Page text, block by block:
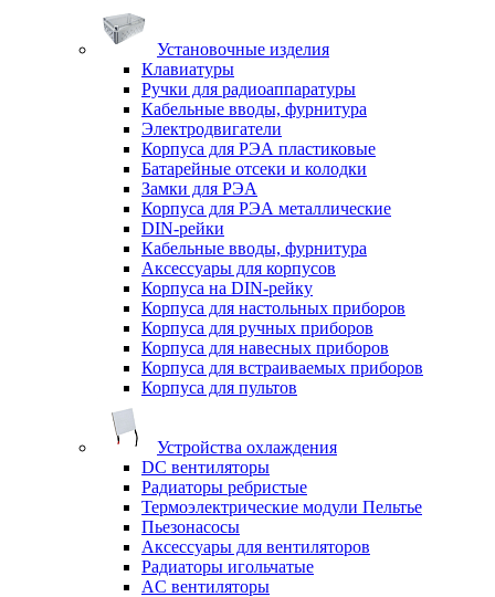
Установочные изделия
Клавиатуры
Ручки для радиоаппаратуры
Кабельные вводы, фурнитура
Электродвигатели
Корпуса для РЭА пластиковые
Батарейные отсеки и колодки
Замки для РЭА
Корпуса для РЭА металлические
DIN-рейки
Кабельные вводы, фурнитура
Аксессуары для корпусов
Корпуса на DIN-рейку
Корпуса для настольных приборов
Корпуса для ручных приборов
Корпуса для навесных приборов
Корпуса для встраиваемых приборов
Корпуса для пультов
Устройства охлаждения
DC вентиляторы
Радиаторы ребристые
Термоэлектрические модули Пельтье
Пьезонасосы
Аксессуары для вентиляторов
Радиаторы игольчатые
AC вентиляторы